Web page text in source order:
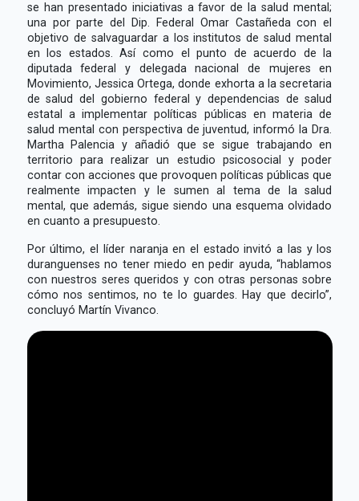
se han presentado iniciativas a favor de la salud mental;
una por parte del Dip. Federal Omar Castañeda con el
objetivo de salvaguardar a los institutos de salud mental
en los estados. Así como el punto de acuerdo de la
diputada federal y delegada nacional de mujeres en
Movimiento, Jessica Ortega, donde exhorta a la secretaria
de salud del gobierno federal y dependencias de salud
estatal a implementar políticas públicas en materia de
salud mental con perspectiva de juventud, informó la Dra.
Martha Palencia y añadió que se sigue trabajando en
territorio para realizar un estudio psicosocial y poder
contar con acciones que provoquen políticas públicas que
realmente impacten y le sumen al tema de la salud
mental, que además, sigue siendo una esquema olvidado
en cuanto a presupuesto.
Por último, el líder naranja en el estado invitó a las y los
duranguenses no tener miedo en pedir ayuda, “hablamos
con nuestros seres queridos y con otras personas sobre
cómo nos sentimos, no te lo guardes. Hay que decirlo”,
concluyó Martín Vivanco.